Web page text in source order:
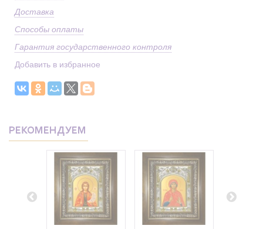
Доставка
Способы оплаты
Гарантия государственного контроля
Добавить в избранное
РЕКОМЕНДУЕМ